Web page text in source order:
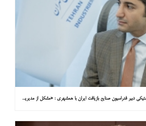
گفتگوی ویژه روز بدون کیسه پلاستیکی دبیر فدراسیون صنایع بازیافت ایران با همشهری : «مشکل از مدیریت پسماند پلاستیکی است، نه کیسه پلاستیکی»